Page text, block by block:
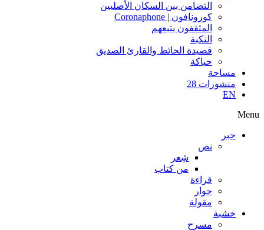
التضامن بين السكان الأصليين
كورونافون | Coronaphone
المثقفون يتبعهم
النكبة
قصيدة الحائط والقارئ الصديق
حياكة
مساحة
منشورات 28
EN
Menu
حبر
نص
شِعر
من كتاب
قراءة
حوار
مقولة
خشبة
مسرح